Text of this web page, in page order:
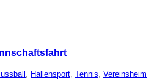
, Hallensport, Tennis, Vereinsheim